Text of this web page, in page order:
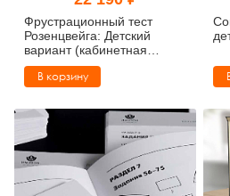
Тревожные расстройства,
Психодрама
Сказкотерапия
Классический, эриксоновский
НЛП
Психология труда и эргономика
Психофизиология
Социальная и
Учебная литература
Фрустрационный тест
Розенцвейга: Детский
вариант (кабинетная
комплектация)
В корзину